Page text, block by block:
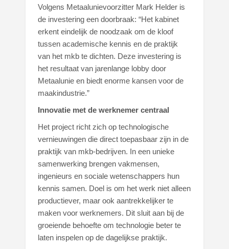
Volgens Metaalunievoorzitter Mark Helder is
de investering een doorbraak: “Het kabinet
erkent eindelijk de noodzaak om de kloof
tussen academische kennis en de praktijk
van het mkb te dichten. Deze investering is
het resultaat van jarenlange lobby door
Metaalunie en biedt enorme kansen voor de
maakindustrie.”
Innovatie met de werknemer centraal
Het project richt zich op technologische
vernieuwingen die direct toepasbaar zijn in de
praktijk van mkb-bedrijven. In een unieke
samenwerking brengen vakmensen,
ingenieurs en sociale wetenschappers hun
kennis samen. Doel is om het werk niet alleen
productiever, maar ook aantrekkelijker te
maken voor werknemers. Dit sluit aan bij de
groeiende behoefte om technologie beter te
laten inspelen op de dagelijkse praktijk.